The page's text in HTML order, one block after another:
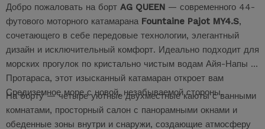
Добро пожаловать на борт AG QUEEN — современного 44-
футового моторного катамарана Fountaine Pajot MY4.S,
сочетающего в себе передовые технологии, элегантный
дизайн и исключительный комфорт. Идеально подходит для
морских прогулок по кристально чистым водам Айя-Напы и
Протараса, этот изысканный катамаран откроет вам
Средиземное море с новой, незабываемой стороны.
На борту — четыре уютные двухместные каюты с ванными
комнатами, просторный салон с панорамными окнами и
обеденные зоны внутри и снаружи, создающие атмосферу